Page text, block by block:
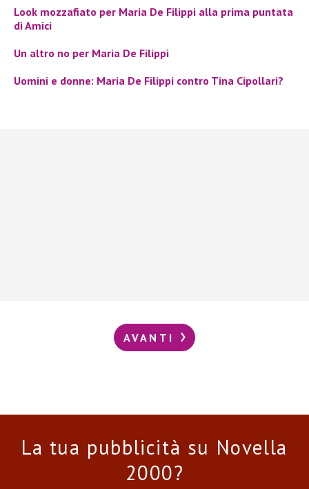
Look mozzafiato per Maria De Filippi alla prima puntata
di Amici
Un altro no per Maria De Filippi
Uomini e donne: Maria De Filippi contro Tina Cipollari?
AVANTI
La tua pubblicità su Novella
2000?